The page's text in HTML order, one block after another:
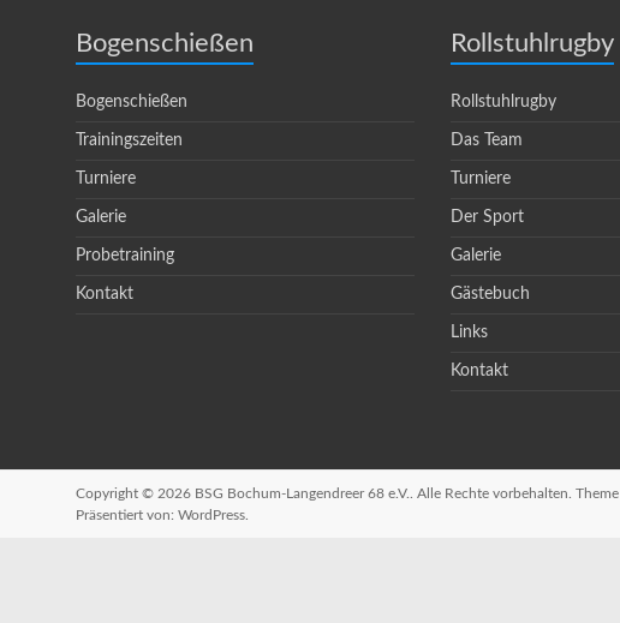
Bogenschießen
Bogenschießen
Trainingszeiten
Turniere
Galerie
Probetraining
Kontakt
Rollstuhlrugby
Rollstuhlrugby
Das Team
Turniere
Der Sport
Galerie
Gästebuch
Links
Kontakt
Copyright © 2026 BSG Bochum-Langendreer 68 e.V. . Alle Rechte vorbehalten. Theme
Präsentiert von: WordPress